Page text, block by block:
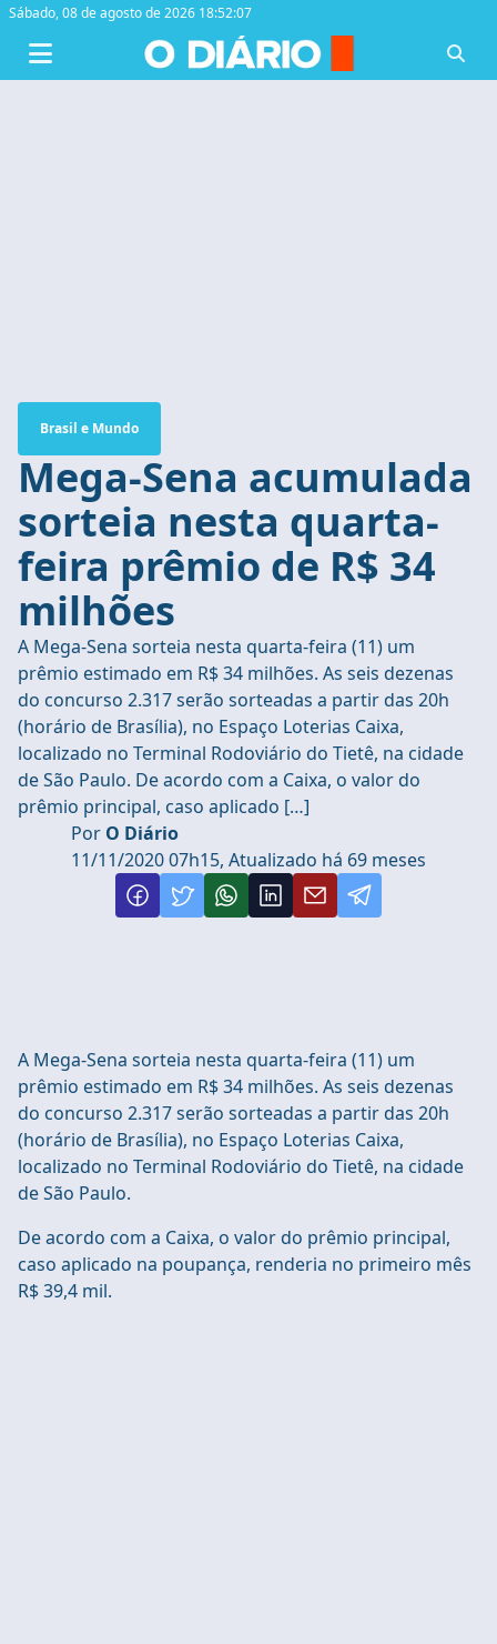
Sábado,08 de agosto de 2026 18:52:07
Brasil e Mundo
Mega-Sena acumulada
sorteia nesta quarta-
feira prêmio de R$ 34
milhões
A Mega-Sena sorteia nesta quarta-feira (11) um
prêmio estimado em R$ 34 milhões. As seis dezenas
do concurso 2.317 serão sorteadas a partir das 20h
(horário de Brasília), no Espaço Loterias Caixa,
localizado no Terminal Rodoviário do Tietê, na cidade
de São Paulo. De acordo com a Caixa, o valor do
prêmio principal, caso aplicado […]
Por O Diário
11/11/2020 07h15, Atualizado há 69 meses
A Mega-Sena sorteia nesta quarta-feira (11) um
prêmio estimado em R$ 34 milhões. As seis dezenas
do concurso 2.317 serão sorteadas a partir das 20h
(horário de Brasília), no Espaço Loterias Caixa,
localizado no Terminal Rodoviário do Tietê, na cidade
de São Paulo.
De acordo com a Caixa, o valor do prêmio principal,
caso aplicado na poupança, renderia no primeiro mês
R$ 39,4 mil.